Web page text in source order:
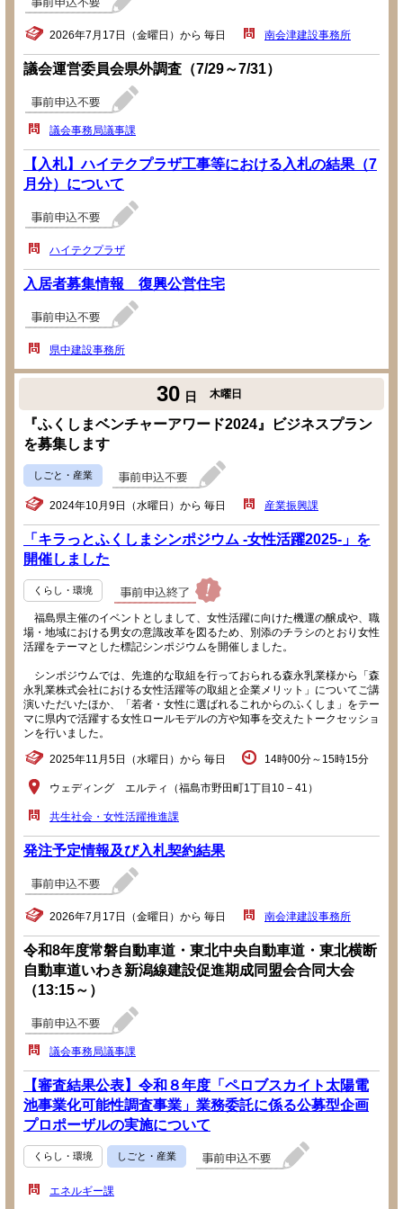
2026年7月17日（金曜日）から 毎日 南会津建設事務所
議会運営委員会県外調査（7/29～7/31）
議会事務局議事課
【入札】ハイテクプラザ工事等における入札の結果（7
月分）について
ハイテクプラザ
入居者募集情報 復興公営住宅
県中建設事務所
30 日 木曜日
『ふくしまベンチャーアワード2024』ビジネスプラン
を募集します
しごと・産業
2024年10月9日（水曜日）から 毎日 産業振興課
「キラっとふくしまシンポジウム -女性活躍2025-」を
開催しました
くらし・環境
福島県主催のイベントとしまして、女性活躍に向けた機運の醸成や、職
場・地域における男女の意識改革を図るため、別添のチラシのとおり女性
活躍をテーマとした標記シンポジウムを開催しました。
シンポジウムでは、先進的な取組を行っておられる森永乳業様から「森
永乳業株式会社における女性活躍等の取組と企業メリット」についてご講
演いただいたほか、「若者・女性に選ばれるこれからのふくしま」をテー
マに県内で活躍する女性ロールモデルの方や知事を交えたトークセッショ
ンを行いました。
2025年11月5日（水曜日）から 毎日 14時00分～15時15分
ウェディング エルティ（福島市野田町1丁目10－41）
共生社会・女性活躍推進課
発注予定情報及び入札契約結果
2026年7月17日（金曜日）から 毎日 南会津建設事務所
令和8年度常磐自動車道・東北中央自動車道・東北横断
自動車道いわき新潟線建設促進期成同盟会合同大会
（13:15～）
議会事務局議事課
【審査結果公表】令和８年度「ペロブスカイト太陽電
池事業化可能性調査事業」業務委託に係る公募型企画
プロポーザルの実施について
くらし・環境 しごと・産業
エネルギー課